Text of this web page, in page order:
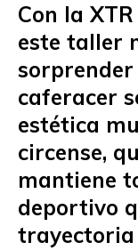
Con la
este taller
caferacer
estética
circense,
mantiene
deportivo
trayectoria